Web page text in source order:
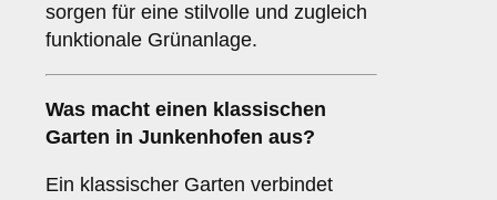
sorgen für eine stilvolle und zugleich
funktionale Grünanlage.
Was macht einen klassischen
Garten in Junkenhofen aus?
Ein klassischer Garten verbindet